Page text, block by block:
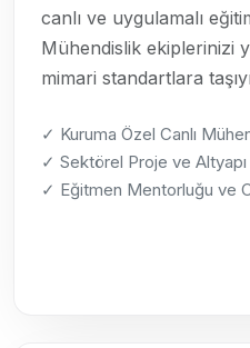
canlı ve uygulamalı
Mühendislik ekiplerinizi
mimari standartlara
✓ Kuruma Özel Canlı
✓ Sektörel Proje ve Altyapı
✓ Eğitmen Mentorluğu ve